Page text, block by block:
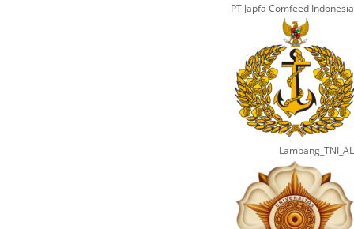
PT Japfa Comfeed Indonesia
Lambang_TNI_AL